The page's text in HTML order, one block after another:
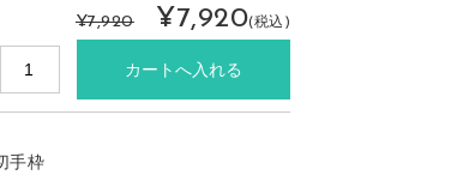
¥7,920
¥7,920(税込)
手枠